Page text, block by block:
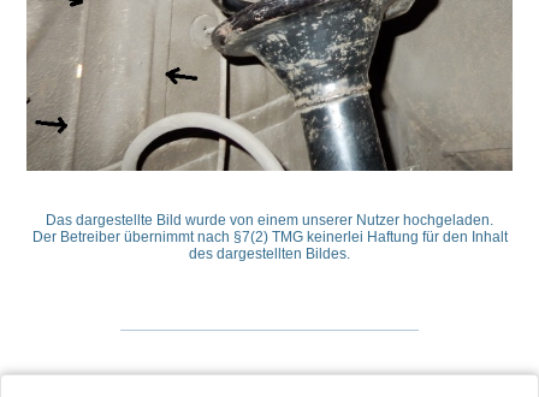
Das dargestellte Bild wurde von einem unserer Nutzer hochgeladen.
Der Betreiber übernimmt nach §7(2) TMG keinerlei Haftung für den Inhalt
des dargestellten Bildes.